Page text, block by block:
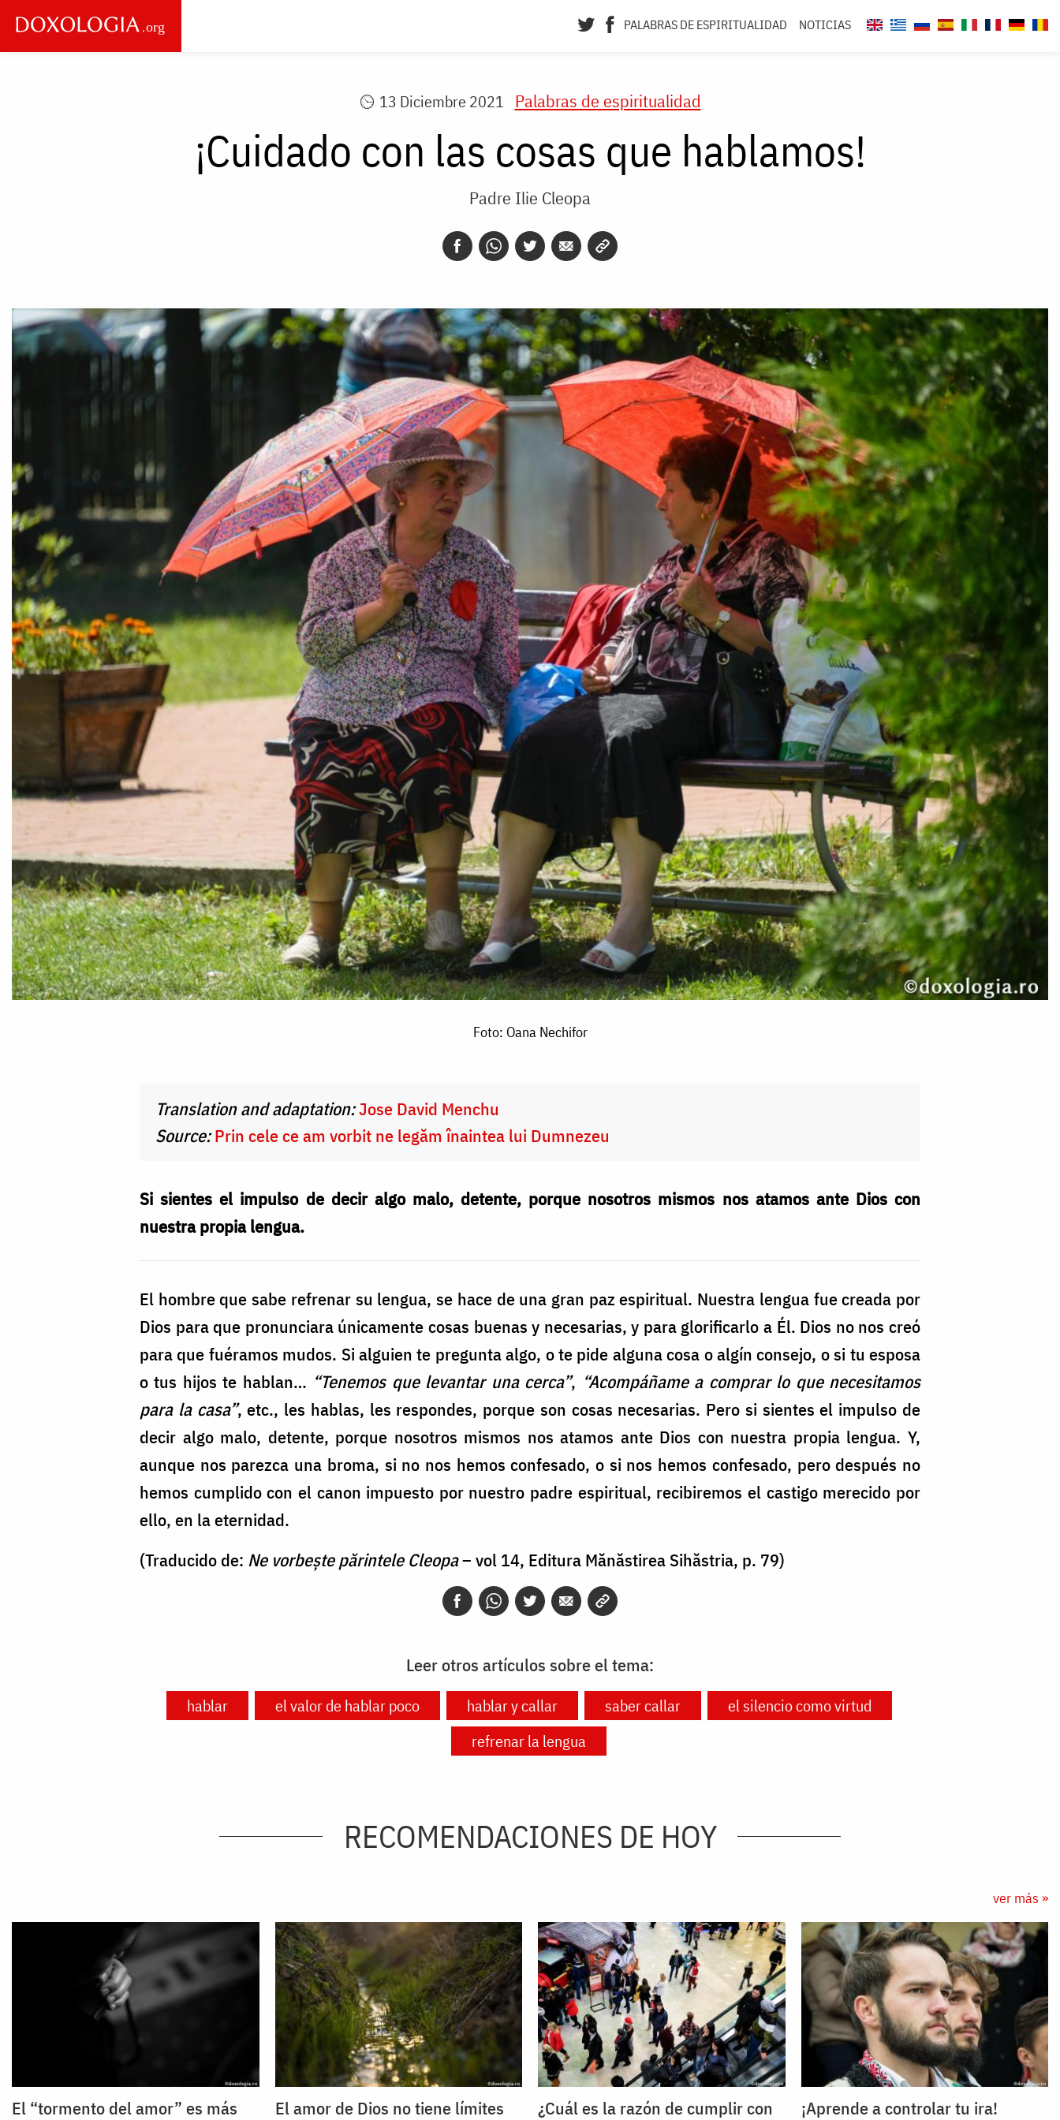
PALABRAS DE ESPIRITUALIDAD NOTICIAS
13 Diciembre 2021 Palabras de espiritualidad
¡Cuidado con las cosas que hablamos!
Padre Ilie Cleopa
Foto: Oana Nechifor
Translation and adaptation:Jose David Menchu
Source:Prin cele ce am vorbit ne legăm înaintea lui Dumnezeu
Si sientes el impulso de decir algo malo, detente, porque nosotros mismos nos atamos ante Dios con
nuestra propia lengua.
El hombre que sabe refrenar su lengua, se hace de una gran paz espiritual. Nuestra lengua fue creada por
Dios para que pronunciara únicamente cosas buenas y necesarias, y para glorificarlo a Él. Dios no nos creó
para que fuéramos mudos. Si alguien te pregunta algo, o te pide alguna cosa o algín consejo, o si tu esposa
o tus hijos te hablan… “Tenemos que levantar una cerca”, “Acompáñame a comprar lo que necesitamos
para la casa”, etc., les hablas, les respondes, porque son cosas necesarias. Pero si sientes el impulso de
decir algo malo, detente, porque nosotros mismos nos atamos ante Dios con nuestra propia lengua. Y,
aunque nos parezca una broma, si no nos hemos confesado, o si nos hemos confesado, pero después no
hemos cumplido con el canon impuesto por nuestro padre espiritual, recibiremos el castigo merecido por
ello, en la eternidad.
(Traducido de: Ne vorbește părintele Cleopa– vol 14, Editura Mănăstirea Sihăstria, p. 79)
Leer otros artículos sobre el tema:
hablar el valor de hablar poco hablar y callar saber callar
el silencio como virtud
refrenar la lengua
RECOMENDACIONES DE HOY
ver más »
El “tormento del amor” es más
El amor de Dios no tiene límites
¿Cuál es la razón de cumplir con
¡Aprende a controlar tu ira!